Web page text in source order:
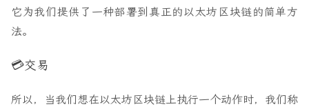
它为我们提供了一种部署到真正的以太坊区块链的简单方
法。
💳交易
所以，当我们想在以太坊区块链上执行一个动作时，我们称